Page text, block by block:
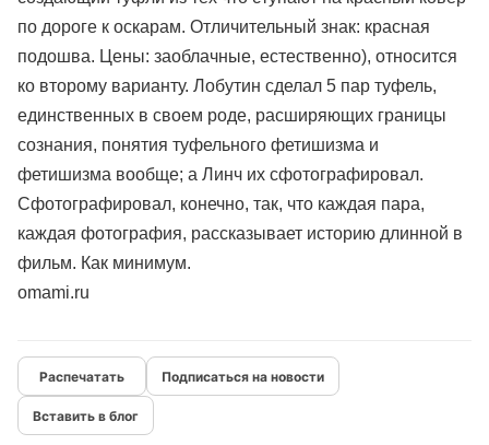
по дороге к оскарам. Отличительный знак: красная
подошва. Цены: заоблачные, естественно), относится
ко второму варианту. Лобутин сделал 5 пар туфель,
единственных в своем роде, расширяющих границы
сознания, понятия туфельного фетишизма и
фетишизма вообще; а Линч их сфотографировал.
Сфотографировал, конечно, так, что каждая пара,
каждая фотография, рассказывает историю длинной в
фильм. Как минимум.
omami.ru
Подписаться на новости
Вставить в блог